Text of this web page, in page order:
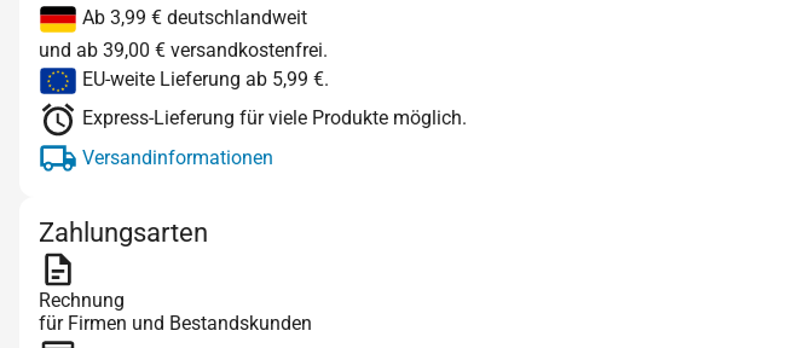
Ab 3,99 € deutschlandweit
und ab 39,00 € versandkostenfrei.
EU-weite Lieferung ab 5,99 €.
Express-Lieferung für viele Produkte möglich.
Versandinformationen
Zahlungsarten
Rechnung
für Firmen und Bestandskunden